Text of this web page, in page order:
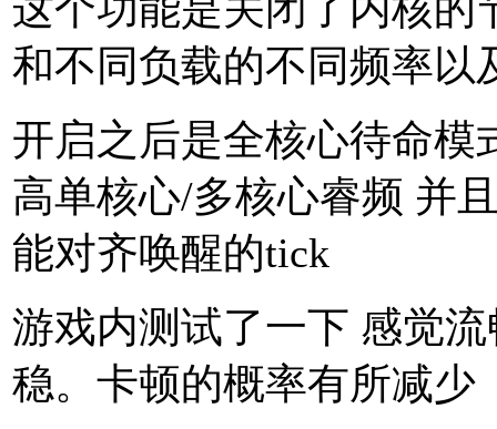
和不同负载的不同频率以
开启之后是全核心待命模
高单核心/多核心睿频 并
能对齐唤醒的tick
游戏内测试了一下 感觉
稳。卡顿的概率有所减少